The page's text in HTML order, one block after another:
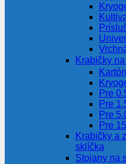
Krabičky
Pre
Pre
Pre
Pre
Krabičky a
sklíčka
Stojany na